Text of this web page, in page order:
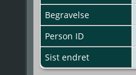
Begravelse
Person ID
Sist endret